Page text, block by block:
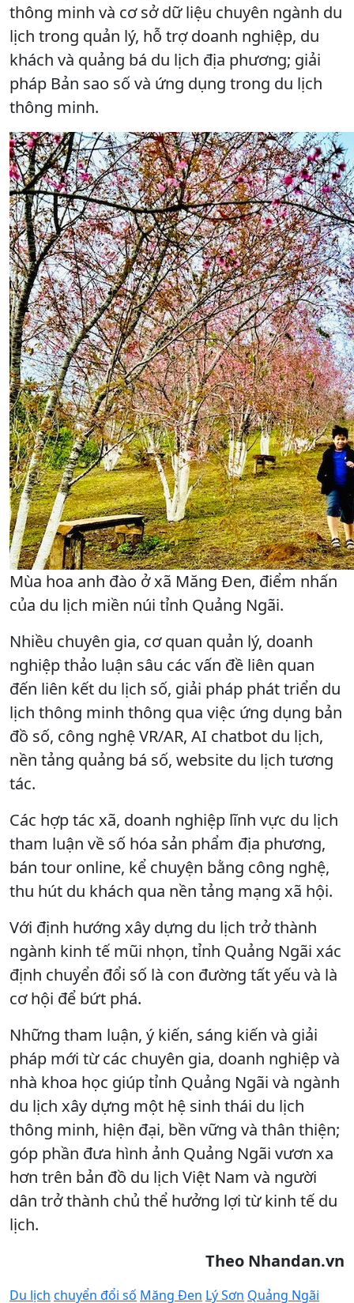
thông minh và cơ sở dữ liệu chuyên ngành du
lịch trong quản lý, hỗ trợ doanh nghiệp, du
khách và quảng bá du lịch địa phương; giải
pháp Bản sao số và ứng dụng trong du lịch
thông minh.
Mùa hoa anh đào ở xã Măng Đen, điểm nhấn
của du lịch miền núi tỉnh Quảng Ngãi.
Nhiều chuyên gia, cơ quan quản lý, doanh
nghiệp thảo luận sâu các vấn đề liên quan
đến liên kết du lịch số, giải pháp phát triển du
lịch thông minh thông qua việc ứng dụng bản
đồ số, công nghệ VR/AR, AI chatbot du lịch,
nền tảng quảng bá số, website du lịch tương
tác.
Các hợp tác xã, doanh nghiệp lĩnh vực du lịch
tham luận về số hóa sản phẩm địa phương,
bán tour online, kể chuyện bằng công nghệ,
thu hút du khách qua nền tảng mạng xã hội.
Với định hướng xây dựng du lịch trở thành
ngành kinh tế mũi nhọn, tỉnh Quảng Ngãi xác
định chuyển đổi số là con đường tất yếu và là
cơ hội để bứt phá.
Những tham luận, ý kiến, sáng kiến và giải
pháp mới từ các chuyên gia, doanh nghiệp và
nhà khoa học giúp tỉnh Quảng Ngãi và ngành
du lịch xây dựng một hệ sinh thái du lịch
thông minh, hiện đại, bền vững và thân thiện;
góp phần đưa hình ảnh Quảng Ngãi vươn xa
hơn trên bản đồ du lịch Việt Nam và người
dân trở thành chủ thể hưởng lợi từ kinh tế du
lịch.
Theo Nhandan.vn
Du lịch chuyển đổi số Măng Đen Lý Sơn Quảng Ngãi